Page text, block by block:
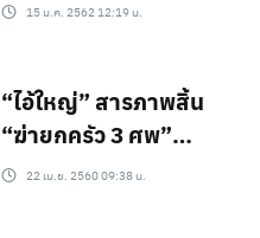
15 ม.ค. 2562 12:19 น.
“ไอ้ใหญ่” สารภาพสิ้น
“ฆ่ายกครัว 3 ศพ”
ผจก.นากุ้งสามร้อยยอด
22 เม.ย. 2560 09:38 น.